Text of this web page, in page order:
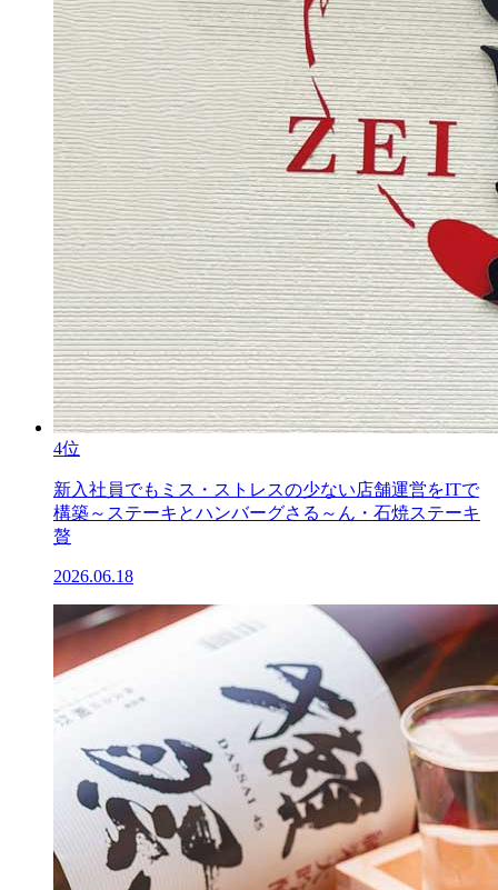
4位
新入社員でもミス・ストレスの少ない店舗運営をITで
構築～ステーキとハンバーグさる～ん・石焼ステーキ
贅
2026.06.18